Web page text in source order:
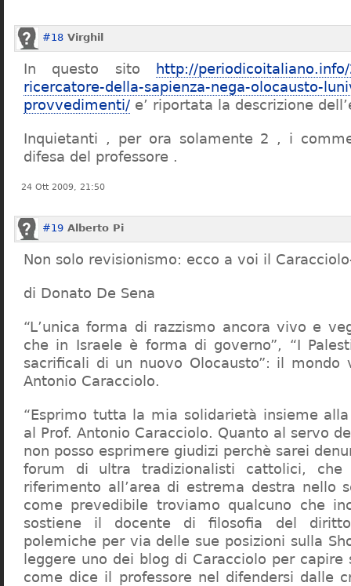
#18 Virghil
In questo sito
http://
ricercatore-della-sapienza-nega-olocausto-
provvedimenti/ e’ riportata la descrizione
Inquietanti , per ora solamente 2 , i
difesa del professore .
24 Ott 2009, 21:50
#19 Alberto Pi
Non solo revisionismo: ecco a voi il
di Donato De Sena
“L’unica forma di razzismo ancora vivo e
che in Israele è forma di governo”, “I
sacrificali di un nuovo Olocausto”: il mondo
Antonio Caracciolo.
“Esprimo tutta la mia solidarietà insieme
al Prof. Antonio Caracciolo. Quanto al servo
non posso esprimere giudizi perchè sarei
forum di ultra tradizionalisti cattolici,
riferimento all’area di estrema destra nello
come prevedibile troviamo qualcuno che
sostiene il docente di filosofia del
polemiche per via delle sue posizioni sulla
leggere uno dei blog di Caracciolo per
come dice il professore nel difendersi dalle